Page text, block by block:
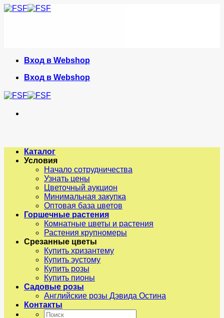
Skip
Вход в Webshop
Вход в Webshop
Каталог
Условия
Начало сотрудничества
Узнать цены
Цветочный аукцион
Минимальная закупка
Оптовая база цветов
Горшечные растения
Комнатные цветы и растения
Растения крупномеры
Срезанные цветы
Купить хризантему
Купить эустому
Купить розы
Купить пионы
Садовые розы
Английские розы Дэвида Остина
Контакты
Искать: